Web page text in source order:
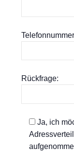
Rückfrage:
Ja, ich